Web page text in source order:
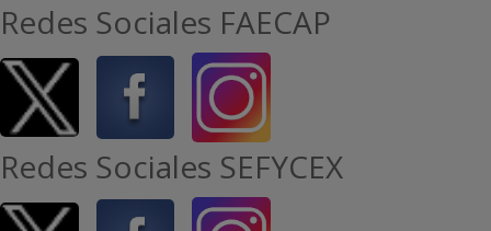
Redes Sociales FAECAP
Redes Sociales SEFYCEX